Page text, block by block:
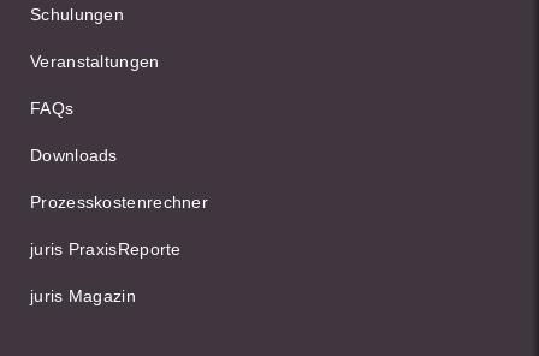
Schulungen
Veranstaltungen
FAQs
Downloads
Prozesskostenrechner
juris PraxisReporte
juris Magazin